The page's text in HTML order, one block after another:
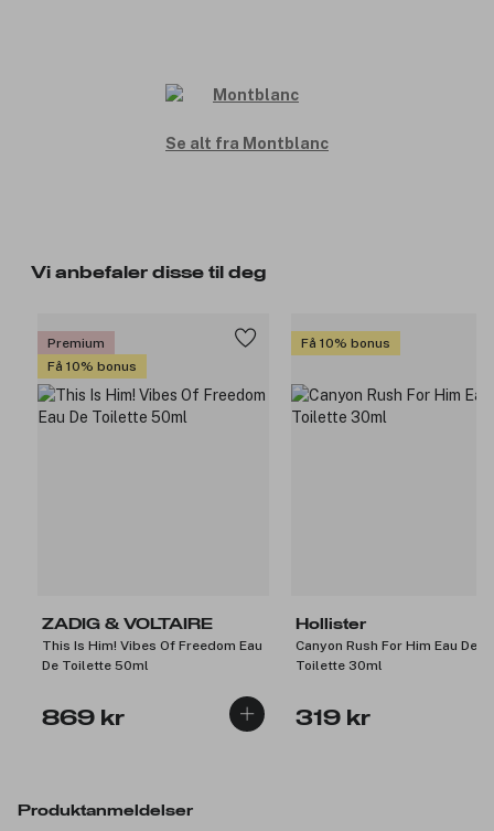
Se alt fra Montblanc
Vi anbefaler disse til deg
Premium
Få 10% bonus
ZADIG & VOLTAIRE
This Is Him! Vibes Of Freedom Eau
De Toilette 50ml
869 kr
Få 10% bonus
Hollister
Canyon Rush For Him Eau De
Toilette 30ml
319 kr
Produktanmeldelser